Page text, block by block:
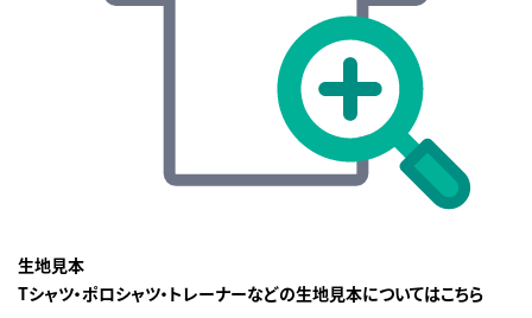
生地見本
Tシャツ・ポロシャツ・トレーナーなどの生地見本についてはこちら